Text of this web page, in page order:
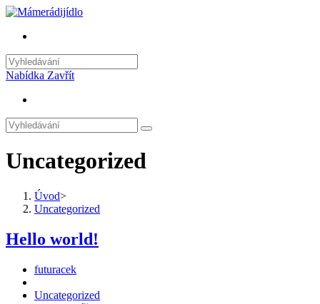
Přejít
obsahu
search
Nabídka Zavřít
search
Uncategorized
Úvod>
Uncategorized
Hello world!
Autor
futuracek
byl
Rubriky
Uncategorized